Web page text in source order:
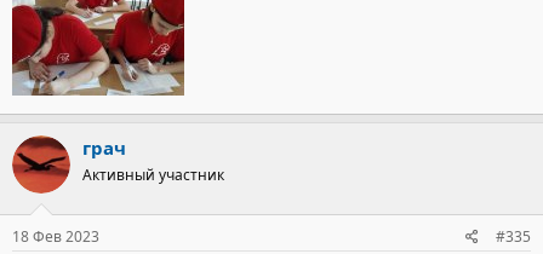
грач
Активный участник
18 Фев 2023 #335